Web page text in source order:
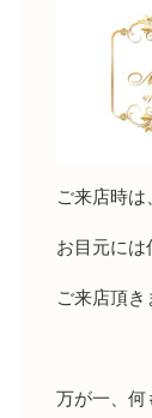
ご来店時は
お目元には
ご来店頂
万が一、何